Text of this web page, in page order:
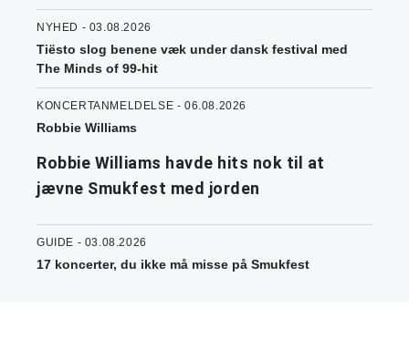
NYHED - 03.08.2026
Tiësto slog benene væk under dansk festival med
The Minds of 99-hit
KONCERTANMELDELSE - 06.08.2026
Robbie Williams
Robbie Williams havde hits nok til at
jævne Smukfest med jorden
GUIDE - 03.08.2026
17 koncerter, du ikke må misse på Smukfest